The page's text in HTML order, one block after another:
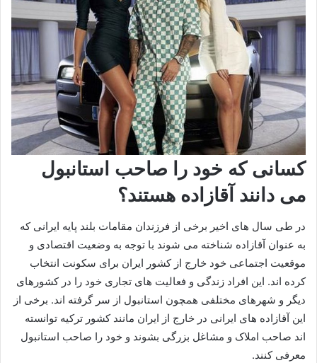
کسانی که خود را صاحب استانبول
می دانند آقازاده هستند؟
در طی سال های اخیر برخی از فرزندان مقامات بلند پایه ایرانی که
به عنوان آقازاده شناخته می شوند با توجه به وضعیت اقتصادی و
موقعیت اجتماعی خود خارج از کشور ایران برای سکونت انتخاب
کرده اند. این افراد زندگی و فعالیت های تجاری خود را در کشورهای
دیگر و شهرهای مختلفی همچون استانبول از سر گرفته اند. برخی از
این آقازاده های ایرانی در خارج از ایران مانند کشور ترکیه توانسته
اند صاحب املاک و مشاغل بزرگی بشوند و خود را صاحب استانبول
معرفی کنند.